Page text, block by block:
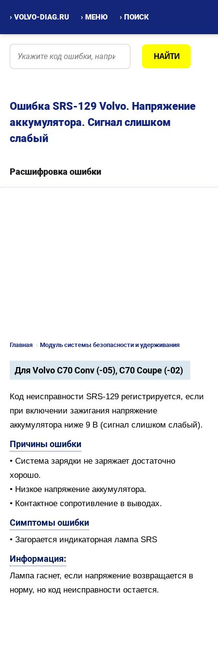
› VOLVO-DIAG.RU › МЕНЮ › ПОИСК
Ошибка SRS-129 Volvo. Напряжение
аккумулятора. Сигнал слишком
слабый
Расшифровка ошибки
Главная › Модуль системы безопасности и удерживания
Для Volvo C70 Conv (-05), C70 Coupe (-02)
Код неисправности SRS-129 регистрируется, если
при включении зажигания напряжение
аккумулятора ниже 9 В (сигнал слишком слабый).
Причины ошибки
• Система зарядки не заряжает достаточно
хорошо.
• Низкое напряжение аккумулятора.
• Контактное сопротивление в выводах.
Симптомы ошибки
• Загорается индикаторная лампа SRS
Информация:
Лампа гаснет, если напряжение возвращается в
норму, но код неисправности остается.